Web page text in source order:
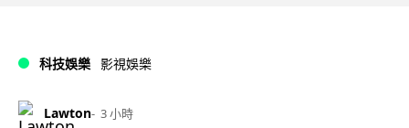
科技娛樂 影視娛樂
Lawton 3 小時